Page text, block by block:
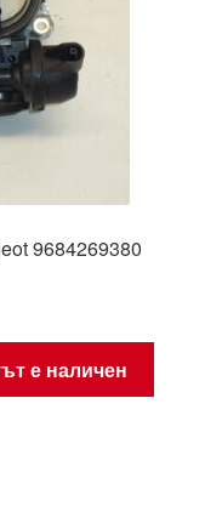
9684269380
е наличен